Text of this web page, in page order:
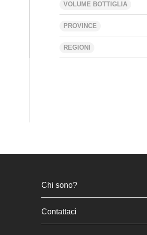
VOLUME BOTTIGLIA
PROVINCE
REGIONI
Chi sono?
Contattaci